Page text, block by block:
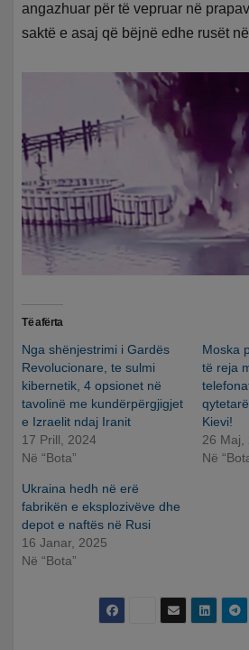
angazhuar për të vepruar në
saktë e asaj që bëjnë edhe rusët
Të afërta
Nga shënjestrimi i Gardës
Revolucionare, te sulmi
kibernetik, 4 opsionet në
tavolinë me kundërpërgjigjet
e Izraelit ndaj Iranit
17 Prill, 2024
Në “Bota”
Moska
të reja
Kievi!
26 Maj,
Në
Ukraina hedh në erë
fabrikën e eksplozivëve dhe
depot e naftës në Rusi
16 Janar, 2025
Në “Bota”